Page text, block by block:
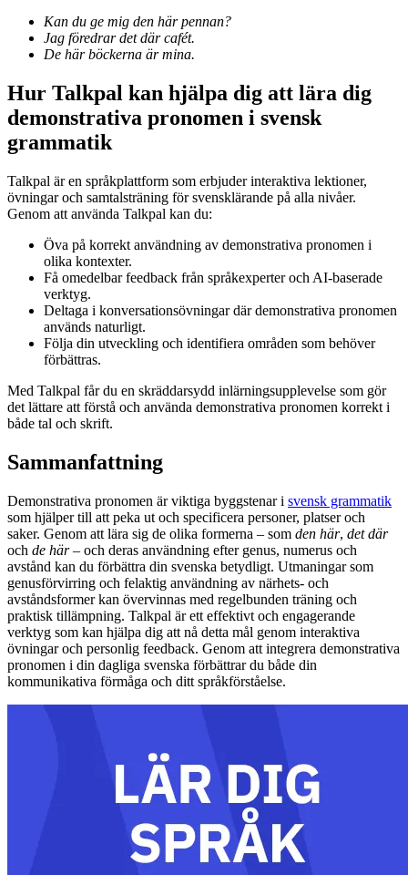
Kan du ge mig den här pennan?
Jag föredrar det där cafét.
De här böckerna är mina.
Hur Talkpal kan hjälpa dig att lära dig
demonstrativa pronomen i svensk
grammatik
Talkpal är en språkplattform som erbjuder interaktiva lektioner,
övningar och samtalsträning för svensklärande på alla nivåer.
Genom att använda Talkpal kan du:
Öva på korrekt användning av demonstrativa pronomen i
olika kontexter.
Få omedelbar feedback från språkexperter och AI-baserade
verktyg.
Deltaga i konversationsövningar där demonstrativa pronomen
används naturligt.
Följa din utveckling och identifiera områden som behöver
förbättras.
Med Talkpal får du en skräddarsydd inlärningsupplevelse som gör
det lättare att förstå och använda demonstrativa pronomen korrekt i
både tal och skrift.
Sammanfattning
Demonstrativa pronomen är viktiga byggstenar i svensk grammatik
som hjälper till att peka ut och specificera personer, platser och
saker. Genom att lära sig de olika formerna – som den här, det där
och de här– och deras användning efter genus, numerus och
avstånd kan du förbättra din svenska betydligt. Utmaningar som
genusförvirring och felaktig användning av närhets- och
avståndsformer kan övervinnas med regelbunden träning och
praktisk tillämpning. Talkpal är ett effektivt och engagerande
verktyg som kan hjälpa dig att nå detta mål genom interaktiva
övningar och personlig feedback. Genom att integrera demonstrativa
pronomen i din dagliga svenska förbättrar du både din
kommunikativa förmåga och ditt språkförståelse.